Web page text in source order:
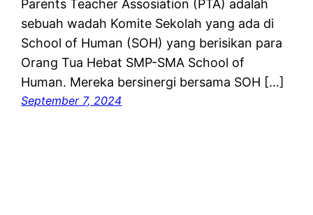
Parents Teacher Assosiation (PTA) adalah
sebuah wadah Komite Sekolah yang ada di
School of Human (SOH) yang berisikan para
Orang Tua Hebat SMP-SMA School of
Human. Mereka bersinergi bersama SOH […]
September 7, 2024